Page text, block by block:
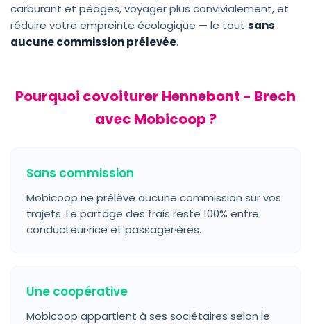
carburant et péages, voyager plus convivialement, et
réduire votre empreinte écologique — le tout sans
aucune commission prélevée.
Pourquoi covoiturer Hennebont - Brech
avec Mobicoop ?
Sans commission
Mobicoop ne prélève aucune commission sur vos
trajets. Le partage des frais reste 100% entre
conducteur·rice et passager·ères.
Une coopérative
Mobicoop appartient à ses sociétaires selon le